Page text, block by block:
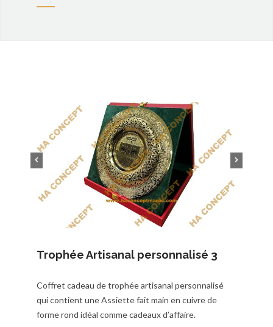
Trophée Artisanal personnalisé 3
Coffret cadeau de trophée artisanal personnalisé
qui contient une Assiette fait main en cuivre de
forme rond idéal comme cadeaux d’affaire.